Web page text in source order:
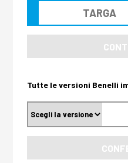
Tutte le versioni Benelli